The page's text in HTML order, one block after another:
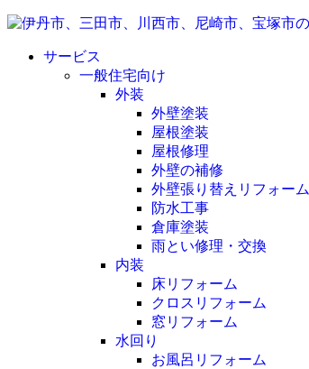
サービス
一般住宅向け
外装
外壁塗装
屋根塗装
屋根修理
外壁の補修
外壁張り替えリフォーム
防水工事
倉庫塗装
雨とい修理・交換
内装
床リフォーム
クロスリフォーム
窓リフォーム
水回り
お風呂リフォーム